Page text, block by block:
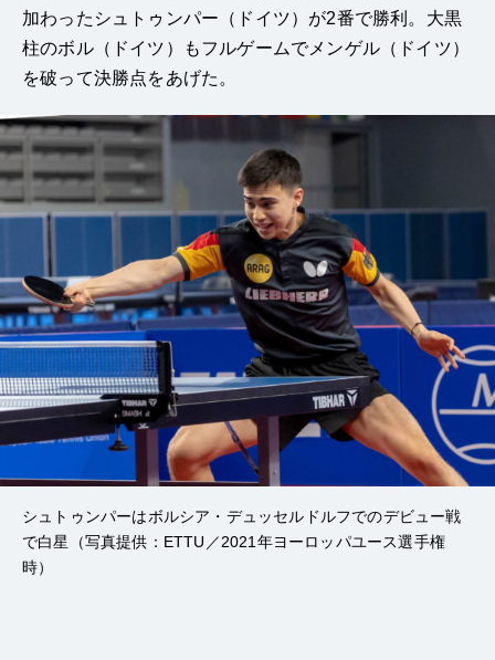
加わったシュトゥンパー（ドイツ）が2番で勝利。大黒
柱のボル（ドイツ）もフルゲームでメンゲル（ドイツ）
を破って決勝点をあげた。
シュトゥンパーはボルシア・デュッセルドルフでのデビュー戦
で白星（写真提供：ETTU／2021年ヨーロッパユース選手権
時）